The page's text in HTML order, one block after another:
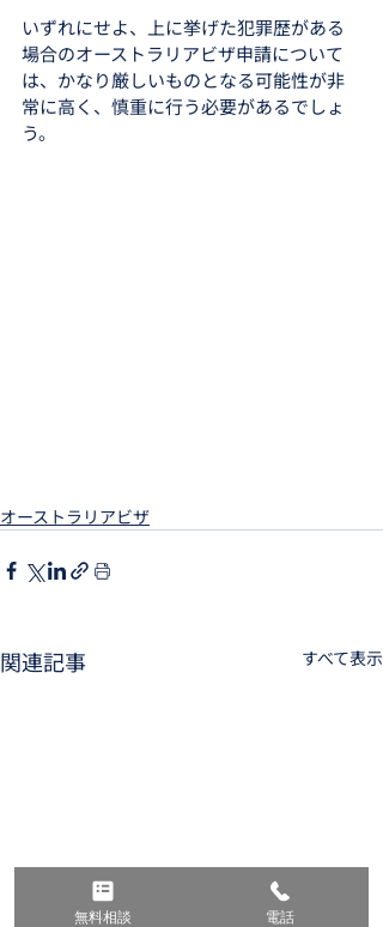
いずれにせよ、上に挙げた犯罪歴がある
場合のオーストラリアビザ申請について
は、かなり厳しいものとなる可能性が非
常に高く、慎重に行う必要があるでしょ
う。
オーストラリアビザ
関連記事 すべて表示
無料相談 電話